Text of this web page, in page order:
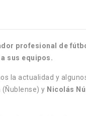
profesional de
sus equipos.
la actualidad y
(Ñublense) y Nicolás